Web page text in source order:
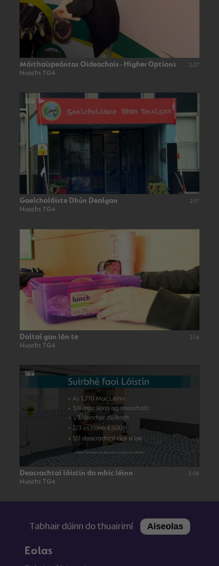
Mórthaispeántas Oideachais - Higher Options
Nuacht TG4
2:27
Gaelcholáiste Dhún Dealgan
Nuacht TG4
2:17
Daltaí gan lón te
Nuacht TG4
2:14
Deacrachtaí lóistín do mhic léinn
Nuacht TG4
2:06
Tabhair dúinn do thuairimí Aiseolas
Eolas